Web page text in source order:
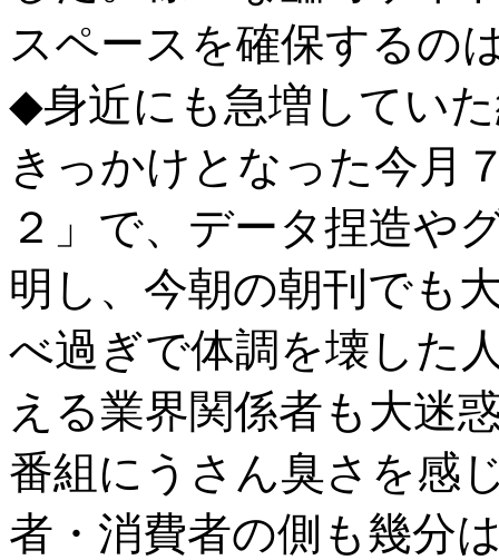
スペースを確保するの
◆身近にも急増してい
きっかけとなった今月
２」で、データ捏造や
明し、今朝の朝刊でも
べ過ぎで体調を壊した
える業界関係者も大迷
番組にうさん臭さを感
者・消費者の側も幾分